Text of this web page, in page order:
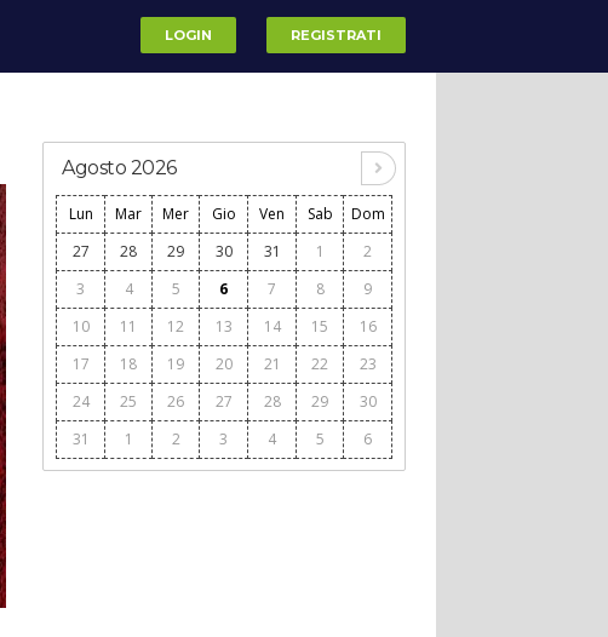
LOGIN REGISTRATI
Agosto 2026
Lun Mar Mer Gio Ven Sab
Dom
27
28 29 30 31 1
2
3
4 5 6 7 8
9
10
11 12 13 14 15
16
17
18 19 20 21 22
23
24
25 26 27 28 29
30
31
1 2 3 4 5 6